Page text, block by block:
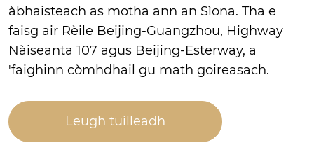
àbhaisteach as motha ann an Sìona. Tha e
faisg air Rèile Beijing-Guangzhou, Highway
Nàiseanta 107 agus Beijing-Esterway, a
'faighinn còmhdhail gu math goireasach.
Leugh tuilleadh